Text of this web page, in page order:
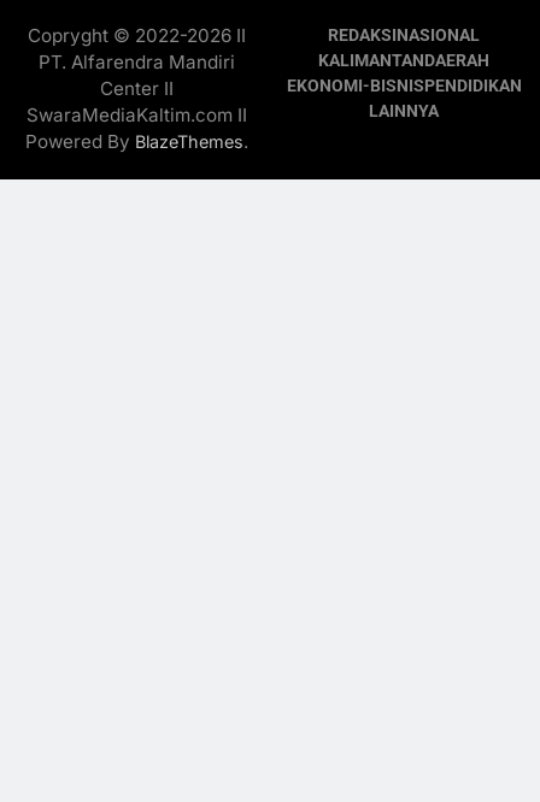
Copryght © 2022-2026 II
PT. Alfarendra Mandiri
Center II
SwaraMediaKaltim.com II
Powered By BlazeThemes.
REDAKSINASIONAL
KALIMANTANDAERAH
EKONOMI-BISNISPENDIDIKAN
LAINNYA